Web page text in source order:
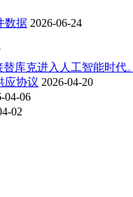
数据 2026-06-24
库克进入人工智能时代。
应协议 2026-04-20
04-06
02